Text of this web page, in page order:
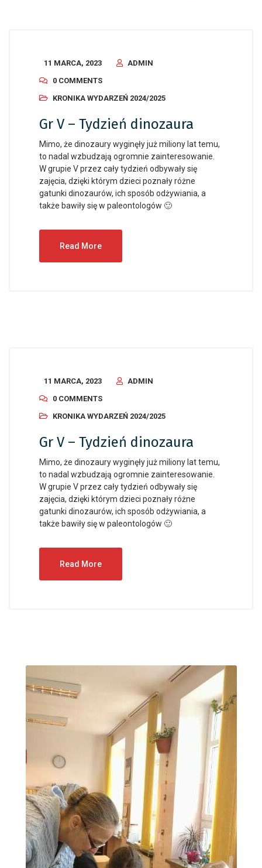
11 MARCA, 2023
ADMIN
0 COMMENTS
KRONIKA WYDARZEŃ 2024/2025
Gr V – Tydzień dinozaura
Mimo, że dinozaury wyginęły już miliony lat temu,
to nadal wzbudzają ogromnie zainteresowanie.
W grupie V przez cały tydzień odbywały się
zajęcia, dzięki którym dzieci poznały różne
gatunki dinozaurów, ich sposób odżywiania, a
także bawiły się w paleontologów 🙂
Read More
11 MARCA, 2023
ADMIN
0 COMMENTS
KRONIKA WYDARZEŃ 2024/2025
Gr V – Tydzień dinozaura
Mimo, że dinozaury wyginęły już miliony lat temu,
to nadal wzbudzają ogromnie zainteresowanie.
W grupie V przez cały tydzień odbywały się
zajęcia, dzięki którym dzieci poznały różne
gatunki dinozaurów, ich sposób odżywiania, a
także bawiły się w paleontologów 🙂
Read More